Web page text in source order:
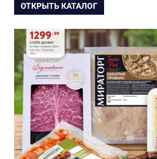
ОТКРЫТЬ КАТАЛОГ